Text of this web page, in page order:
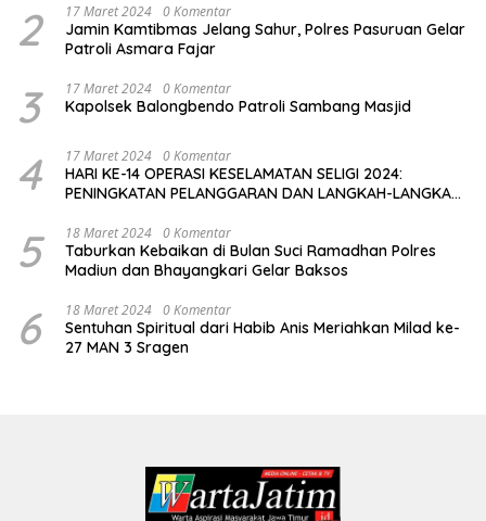
2 17 Maret 2024 0 Komentar
Jamin Kamtibmas Jelang Sahur, Polres Pasuruan Gelar
Patroli Asmara Fajar
3 17 Maret 2024 0 Komentar
Kapolsek Balongbendo Patroli Sambang Masjid
4 17 Maret 2024 0 Komentar
HARI KE-14 OPERASI KESELAMATAN SELIGI 2024:
PENINGKATAN PELANGGARAN DAN LANGKAH-LANGKAH
5 18 Maret 2024 0 Komentar
Taburkan Kebaikan di Bulan Suci Ramadhan Polres
Madiun dan Bhayangkari Gelar Baksos
6 18 Maret 2024 0 Komentar
Sentuhan Spiritual dari Habib Anis Meriahkan Milad ke-
27 MAN 3 Sragen